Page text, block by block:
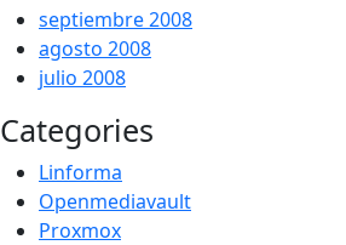
septiembre 2008
agosto 2008
julio 2008
Categories
Linforma
Openmediavault
Proxmox